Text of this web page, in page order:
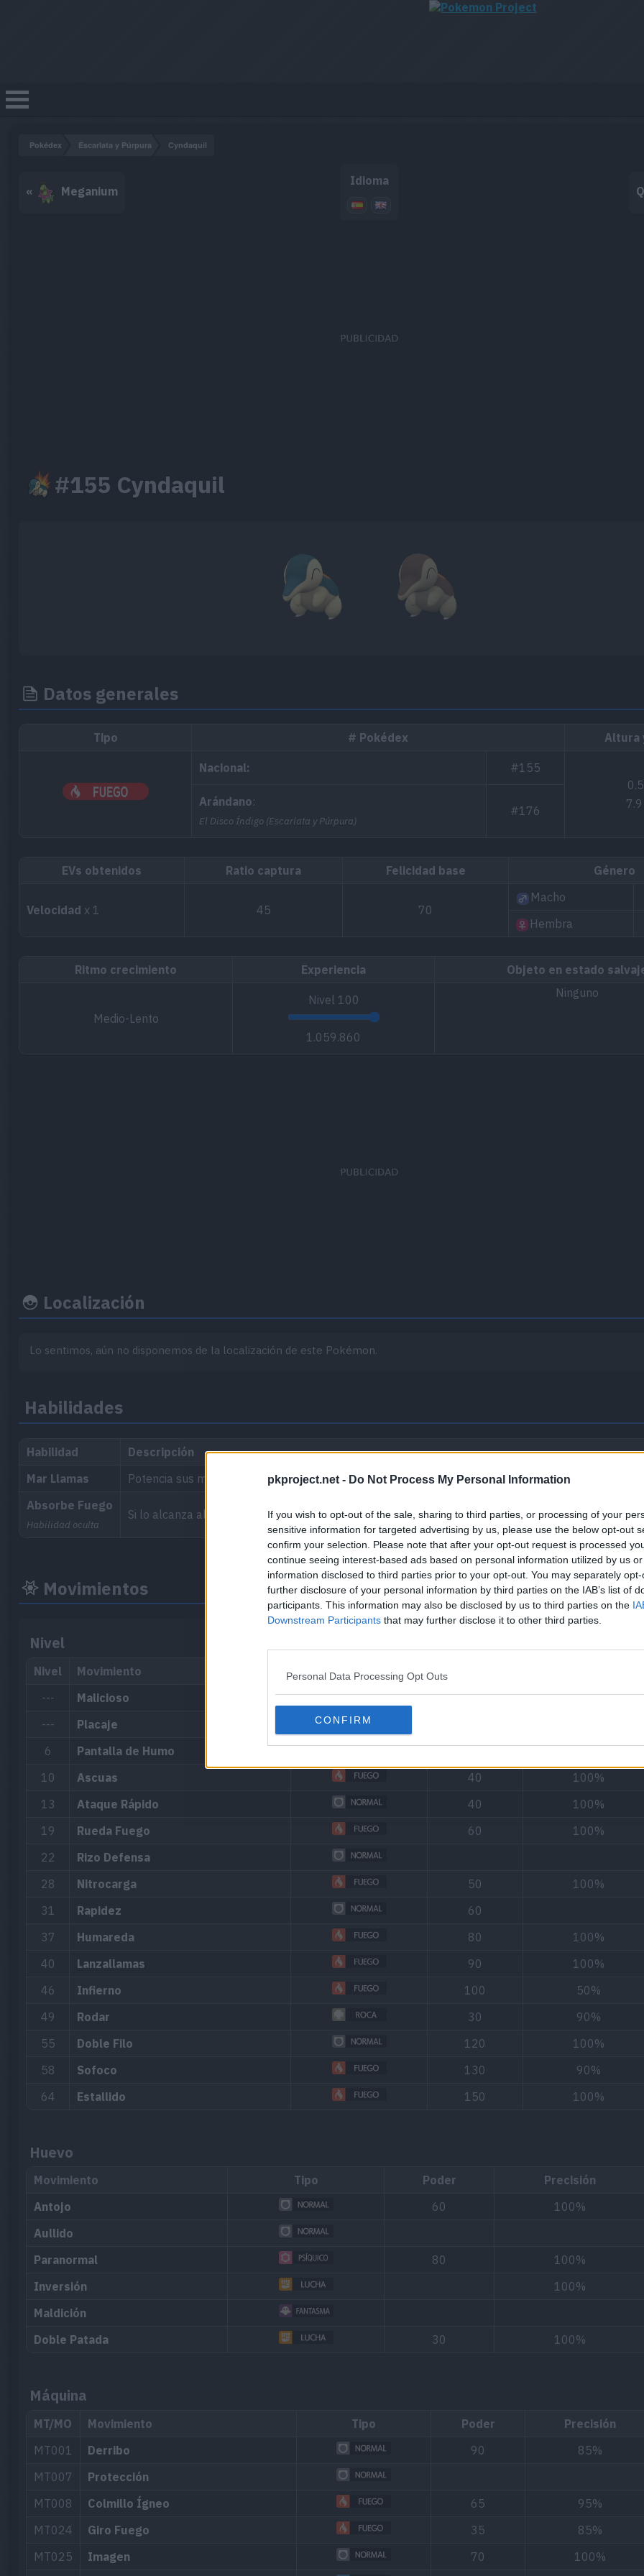
pkproject.net - Do Not Process My Personal Information
If you wish to opt-out of the sale, sharing to third parties, or processing of your
sensitive information for targeted advertising by us, please use the below opt-out
confirm your selection. Please note that after your opt-out request is processed
continue seeing interest-based ads based on personal information utilized by us
information disclosed to third parties prior to your opt-out. You may separately
further disclosure of your personal information by third parties on the IAB’s list of
participants. This information may also be disclosed by us to third parties on the
Downstream Participants that may further disclose it to other third parties.
Personal Data Processing Opt Outs
CONFIRM
Pokédex Escarlata y Púrpura Cyndaquil
« Meganium
Idioma
#155 Cyndaquil
Datos generales
Tipo # Pokédex Altura
Nacional: #155
Arándano:
El Disco Índigo (Escarlata y Púrpura)
#176
EVs obtenidos Ratio captura Felicidad base Género
Velocidad x 1 45 70
Macho
Hembra
Ritmo crecimiento Experiencia Objeto en estado
Medio-Lento
Nivel 100
1.059.860
Ninguno
Localización
Lo sentimos, aún no disponemos de la localización de este Pokémon.
Habilidades
Habilidad
Descripción
Mar Llamas
Potencia sus movimientos de tipo Fuego cuando le quedan pocos PS.
Absorbe Fuego
Habilidad oculta
Si lo alcanza algún movimiento de tipo Fuego, potencia sus propios movimientos de dicho tipo.
Movimientos
Nivel
Nivel Movimiento Tipo
---
Malicioso
100%
---
Placaje
6
Pantalla de Humo
100%
10
Ascuas 40
100%
13
Ataque Rápido 40
100%
19
Rueda Fuego 60
100%
22
Rizo Defensa
28
Nitrocarga 50
100%
31
Rapidez
60
37
Humareda 80
100%
40
Lanzallamas 90
100%
46
Infierno 100
50%
49
Rodar 30
90%
55
Doble Filo 120
100%
58
Sofoco 130
90%
64
Estallido 150 100%
Huevo
Movimiento Tipo Poder
Precisión
Antojo
60
100%
Aullido
Paranormal
80
100%
Inversión
100%
Maldición
Doble Patada
30 100%
Máquina
MT/MO Movimiento Tipo Poder
Precisión
MT001
Derribo 90
85%
MT007
Protección
MT008
Colmillo Ígneo 65
95%
MT024
Giro Fuego 35
85%
MT025
Imagen 70
100%